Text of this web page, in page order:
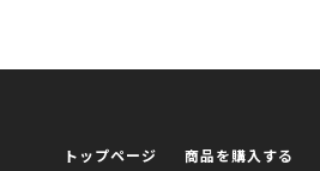
トップページ 商品を購入する